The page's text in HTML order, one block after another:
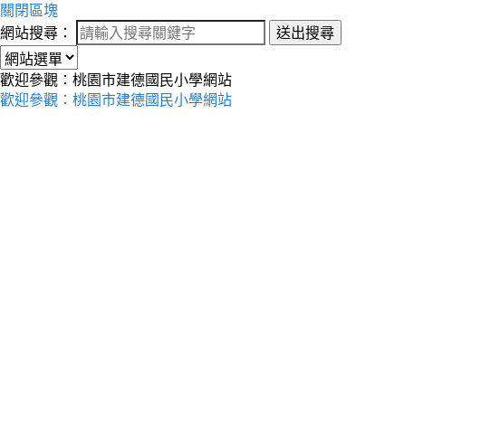
關閉區塊
網站搜尋：
送出搜尋
歡迎參觀：桃園市建德國民小學網站
歡迎參觀：桃園市建德國民小學網站